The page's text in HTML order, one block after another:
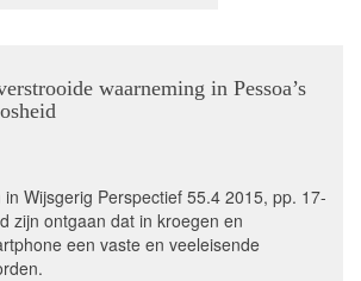
waarneming in Pessoa’s
Wijsgerig Perspectief 55.4 2015, pp. 17-
zijn ontgaan dat in kroegen en
een vaste en veeleisende